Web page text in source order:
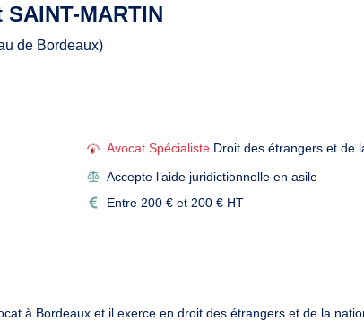
MARTIN
de Bordeaux)
Avocat Spécialiste Droit des étrangers et de
Accepte l’aide juridictionnelle en asile
Entre 200 € et 200 € HT
à Bordeaux et il exerce en droit des étrangers et de la